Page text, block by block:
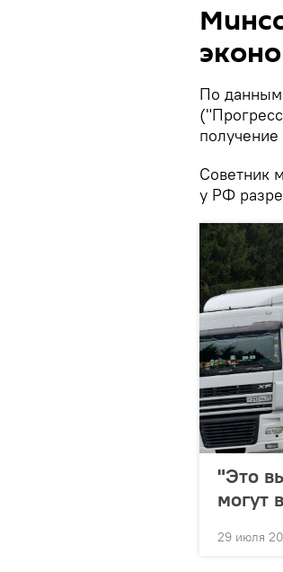
По
Советник
у РФ
"Это
могут
29 июля